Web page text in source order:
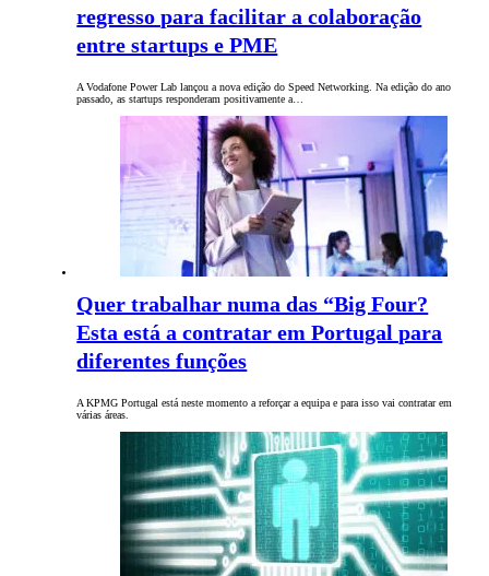
regresso para facilitar a colaboração
entre startups e PME
A Vodafone Power Lab lançou a nova edição do Speed Networking. Na edição do ano
passado, as startups responderam positivamente a…
Quer trabalhar numa das “Big Four?
Esta está a contratar em Portugal para
diferentes funções
A KPMG Portugal está neste momento a reforçar a equipa e para isso vai contratar em
várias áreas.